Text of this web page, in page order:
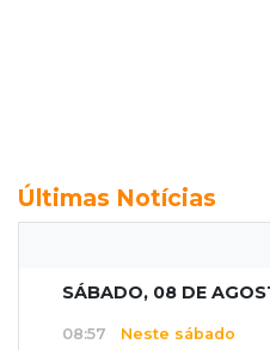
Últimas Notícias
SÁBADO, 08 DE
08:57 Neste sábado